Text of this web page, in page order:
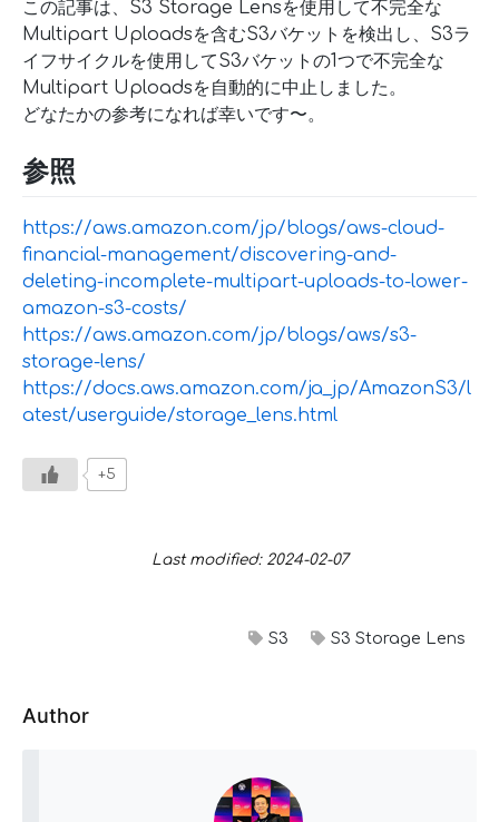
この記事は、S3 Storage Lensを使用して不完全な
Multipart Uploadsを含むS3バケットを検出し、S3ラ
イフサイクルを使用してS3バケットの1つで不完全な
Multipart Uploadsを自動的に中止しました。
どなたかの参考になれば幸いです〜。
参照
https://aws.amazon.com/jp/blogs/aws-cloud-
financial-management/discovering-and-
deleting-incomplete-multipart-uploads-to-lower-
amazon-s3-costs/
https://aws.amazon.com/jp/blogs/aws/s3-
storage-lens/
https://docs.aws.amazon.com/ja_jp/AmazonS3/l
atest/userguide/storage_lens.html
+5
Last modified: 2024-02-07
S3 S3 Storage Lens
Author